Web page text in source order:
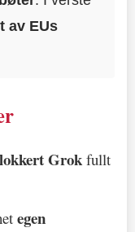
av EUs
Grokfullt
egen